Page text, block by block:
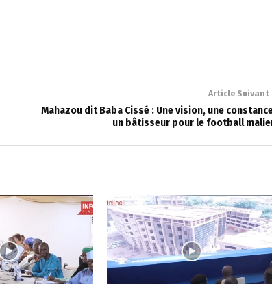
Article Suivant
Mahazou dit Baba Cissé : Une vision, une
un bâtisseur pour le football